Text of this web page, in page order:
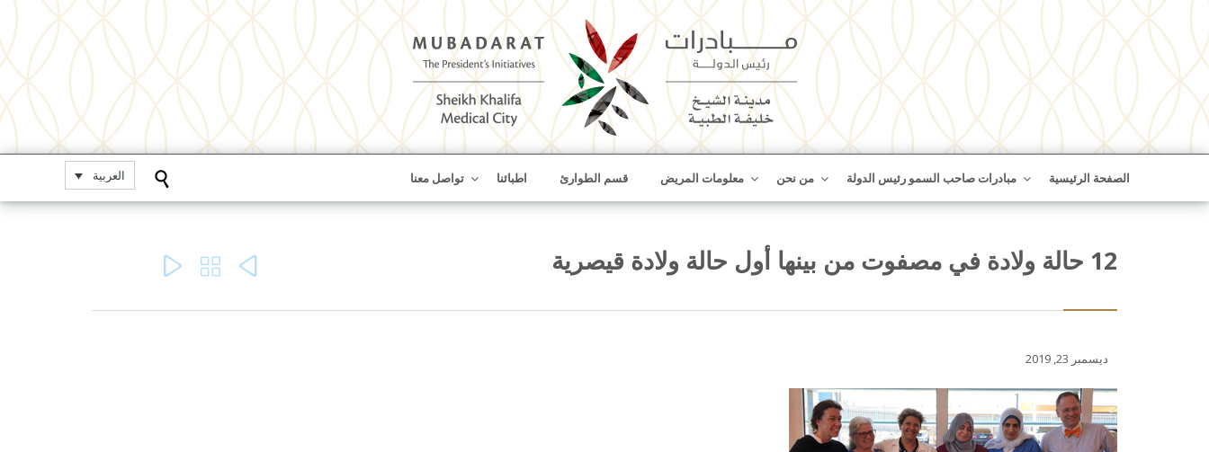
الصفحة الرئيسية مبادرات صاحب السمو رئيس الدولة من نحن معلومات المريض قسم الطوارئ اطبائنا تواصل معنا العربية 
12 حالة ولادة في مصفوت من بينها أول حالة ولادة قيصرية 


ديسمبر 23, 2019